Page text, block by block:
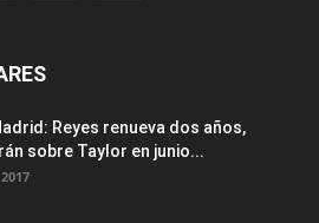
Reyes renueva dos años,
sobre Taylor en junio...